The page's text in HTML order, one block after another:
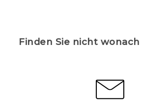
Finden Sie nicht